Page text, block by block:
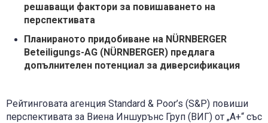
решаващи фактори за повишаването на
перспективата
Планираното придобиване на NÜRNBERGER
Beteiligungs-AG (NÜRNBERGER) предлага
допълнителен потенциал за диверсификация
Рейтинговата агенция Standard & Poor’s (S&P) повиши
перспективата за Виена Иншурънс Груп (ВИГ) от „А+“ със